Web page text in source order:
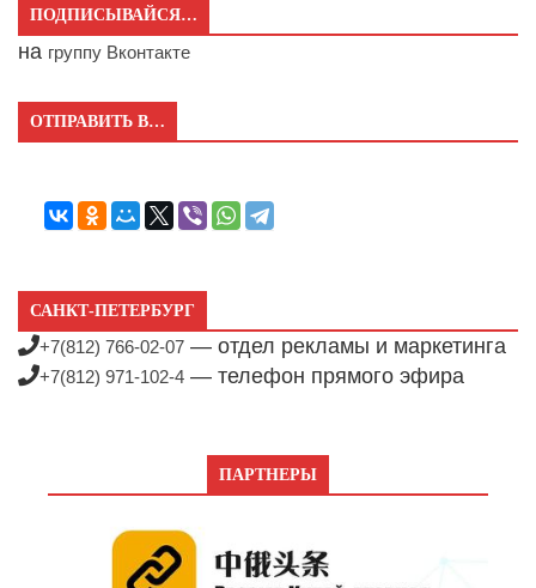
ПОДПИСЫВАЙСЯ…
на группу Вконтакте
ОТПРАВИТЬ В…
САНКТ-ПЕТЕРБУРГ
+7(812) 766-02-07 — отдел рекламы и маркетинга
+7(812) 971-102-4 — телефон прямого эфира
ПАРТНЕРЫ